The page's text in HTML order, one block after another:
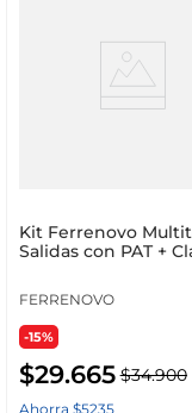
Kit Ferrenovo
Salidas con PAT +
Polarizadas
FERRENOVO
-15%
$29.665 $34.900
Ahorra $5235